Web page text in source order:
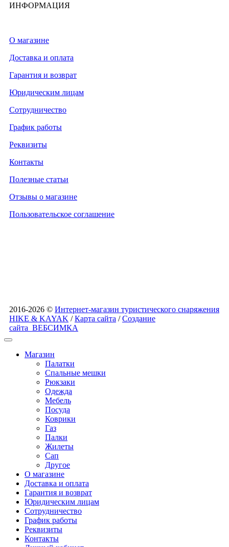
ИНФОРМАЦИЯ
О магазине
Доставка и оплата
Гарантия и возврат
Юридическим лицам
Сотрудничество
График работы
Реквизиты
Контакты
Полезные статьи
Отзывы о магазине
Пользовательское соглашение
2016-2026 © Интернет-магазин туристического снаряжения
HIKE & KAYAK /Карта сайта /Создание
сайта ВЕБСИМКА
Магазин
Палатки
Спальные мешки
Рюкзаки
Одежда
Мебель
Посуда
Коврики
Газ
Палки
Жилеты
Сап
Другое
О магазине
Доставка и оплата
Гарантия и возврат
Юридическим лицам
Сотрудничество
График работы
Реквизиты
Контакты